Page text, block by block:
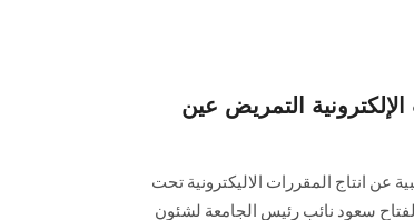
التمريض عين
عن انتاج المقررات الاليكترونية تحت
سعود نائب رئيس الجامعة لشئون